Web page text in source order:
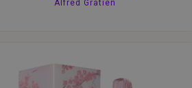
Alfred Gratien